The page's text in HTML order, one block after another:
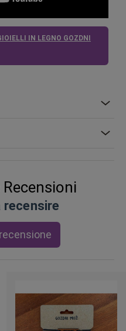
IN LEGNO GOZDNI
recensire